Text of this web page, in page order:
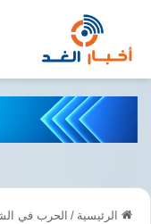
الرئيسية / الحرب في